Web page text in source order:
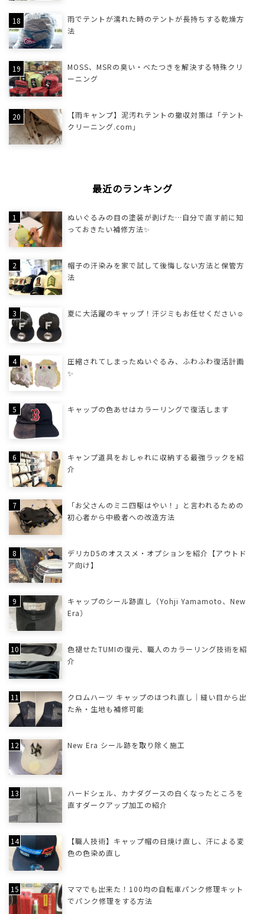
雨でテントが濡れた時のテントが長持ちする乾燥方
法
MOSS、MSRの臭い・べたつきを解決する特殊クリ
ーニング
【雨キャンプ】泥汚れテントの撤収対策は「テント
クリーニング.com」
最近のランキング
ぬいぐるみの目の塗装が剥げた…自分で直す前に知
っておきたい補修方法✨
帽子の汗染みを家で試して後悔しない方法と保管方
法
夏に大活躍のキャップ！汗ジミもお任せください☺
圧縮されてしまったぬいぐるみ、ふわふわ復活計画
✨
キャップの色あせはカラーリングで復活します
キャンプ道具をおしゃれに収納する最強ラックを紹
介
「お父さんのミニ四駆はやい！」と言われるための
初心者から中級者への改造方法
デリカD5のオススメ・オプションを紹介【アウトド
ア向け】
キャップのシール跡直し（Yohji Yamamoto、New
Era）
色褪せたTUMIの復元、職人のカラーリング技術を紹
介
クロムハーツ キャップのほつれ直し｜縫い目から出
た糸・生地も補修可能
New Era シール跡を取り除く施工
ハードシェル、カナダグースの白くなったところを
直すダークアップ加工の紹介
【職人技術】キャップ帽の日焼け直し、汗による変
色の色染め直し
ママでも出来た！100均の自転車パンク修理キット
でパンク修理をする方法